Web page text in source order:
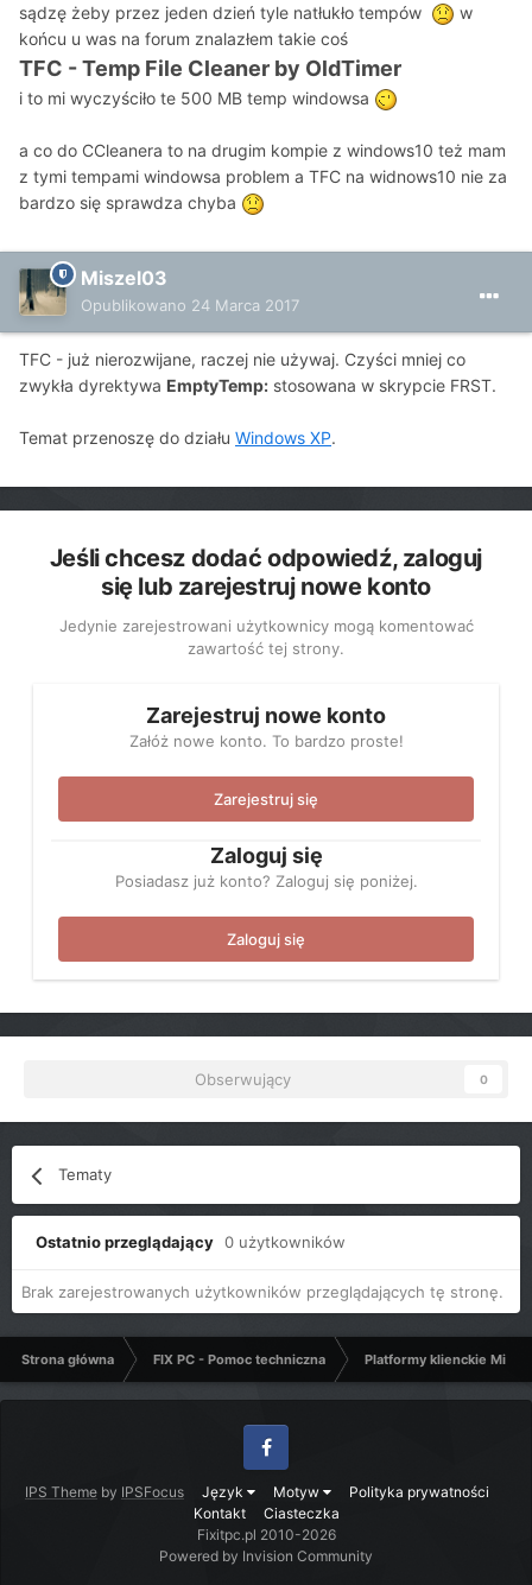
sądzę żeby przez jeden dzień tyle natłukło tempów
w
końcu u was na forum znalazłem takie coś
TFC - Temp File Cleaner by OldTimer
i to mi wyczyściło te 500 MB temp windowsa
a co do CCleanera to na drugim kompie z windows10 też mam
z tymi tempami windowsa problem a TFC na widnows10 nie za
bardzo się sprawdza chyba
Miszel03
Opublikowano 24 Marca 2017
TFC - już nierozwijane, raczej nie używaj. Czyści mniej co
zwykła dyrektywa EmptyTemp: stosowana w skrypcie FRST.
Temat przenoszę do działu Windows XP.
Jeśli chcesz dodać odpowiedź, zaloguj
się lub zarejestruj nowe konto
Jedynie zarejestrowani użytkownicy mogą komentować
zawartość tej strony.
Zarejestruj nowe konto
Załóż nowe konto. To bardzo proste!
Zarejestruj się
Zaloguj się
Posiadasz już konto? Zaloguj się poniżej.
Zaloguj się
Obserwujący 0
Tematy
Ostatnio przeglądający 0 użytkowników
Brak zarejestrowanych użytkowników przeglądających tę stronę.
Strona główna FIX PC - Pomoc techniczna Platformy klienckie
IPS Theme by IPSFocus Język Motyw
Polityka prywatności
Kontakt
Ciasteczka
Facebook
Fixitpc.pl 2010-2026
Powered by Invision Community